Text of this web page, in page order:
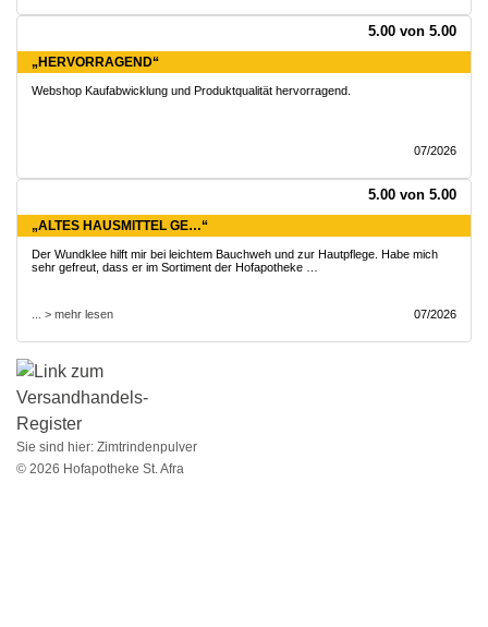
5.00 von 5.00
„HERVORRAGEND“
Webshop Kaufabwicklung und Produktqualität hervorragend.
07/2026
5.00 von 5.00
„ALTES HAUSMITTEL GE…“
Der Wundklee hilft mir bei leichtem Bauchweh und zur Hautpflege. Habe mich
sehr gefreut, dass er im Sortiment der Hofapotheke …
... > mehr lesen 07/2026
Sie sind hier: Zimtrindenpulver
© 2026 Hofapotheke St. Afra